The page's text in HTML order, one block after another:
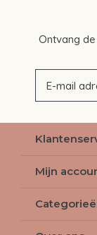
Ontvang
Mijn